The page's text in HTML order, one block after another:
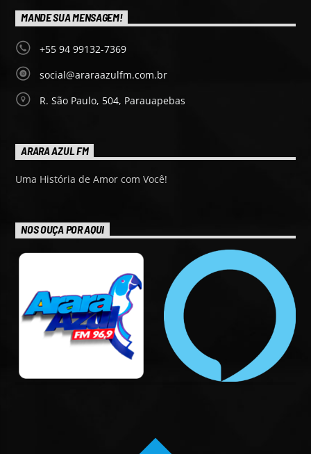
MANDE SUA MENSAGEM!
+55 94 99132-7369
social@araraazulfm.com.br
R. São Paulo, 504, Parauapebas
ARARA AZUL FM
Uma História de Amor com Você!
NOS OUÇA POR AQUI